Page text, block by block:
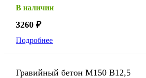
В наличии
3260 ₽
Подробнее
Гравийный бетон М150 В12,5